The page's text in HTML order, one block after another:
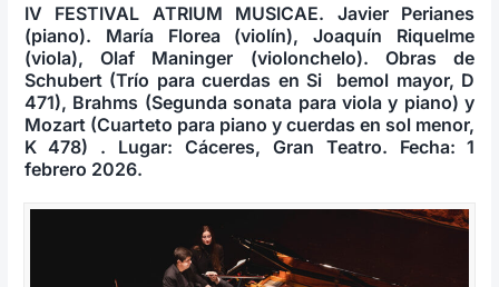
IV FESTIVAL ATRIUM MUSICAE. Javier Perianes
(piano). María Florea (violín), Joaquín Riquelme
(viola), Olaf Maninger (violonchelo). Obras de
Schubert (Trío para cuerdas en Si bemol mayor, D
471), Brahms (Segunda sonata para viola y piano) y
Mozart (Cuarteto para piano y cuerdas en sol menor,
K 478) . Lugar: Cáceres, Gran Teatro. Fe­cha: 1
febrero 2026.